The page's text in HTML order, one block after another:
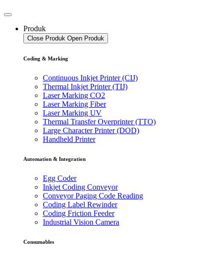
Produk
Close Produk Open Produk
Coding & Marking
Continuous Inkjet Printer (CIJ)
Thermal Inkjet Printer (TIJ)
Laser Marking CO2
Laser Marking Fiber
Laser Marking UV
Thermal Transfer Overprinter (TTO)
Large Character Printer (DOD)
Handheld Printer
Automation & Integration
Egg Coder
Inkjet Coding Conveyor
Conveyor Paging Code Reading
Coding Label Rewinder
Coding Friction Feeder
Industrial Vision Camera
Consumables